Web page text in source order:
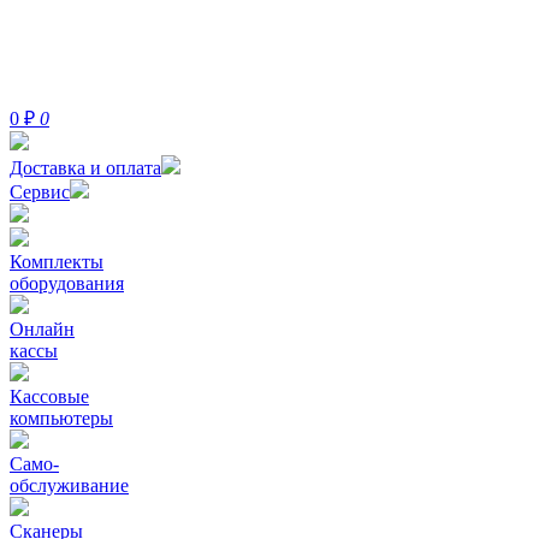
0 ₽ 0
Доставка и оплата
Сервис
Комплекты
оборудования
Онлайн
кассы
Кассовые
компьютеры
Само-
обслуживание
Сканеры